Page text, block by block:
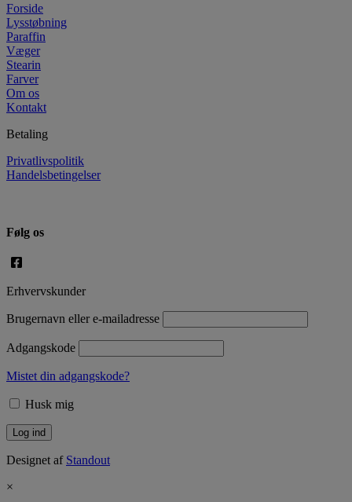
Forside
Lysstøbning
Paraffin
Væger
Stearin
Farver
Om os
Kontakt
Betaling
Privatlivspolitik
Handelsbetingelser
Følg os
Erhvervskunder
Brugernavn eller e-mailadresse
Adgangskode
Mistet din adgangskode?
Husk mig
Designet af Standout
×